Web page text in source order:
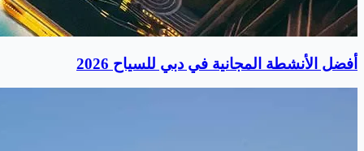
أفضل الأنشطة المجانية في دبي للسياح 2026